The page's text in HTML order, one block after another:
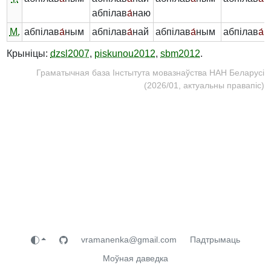
абпілава́наю
М. абпілава́ным абпілава́най абпілава́ным абпілава́
Крыніцы: dzsl2007, piskunou2012, sbm2012.
Граматычная база Інстытута мовазнаўства НАН Беларусі
(2026/01, актуальны правапіс)
vramanenka@gmail.com
Падтрымаць
Моўная даведка